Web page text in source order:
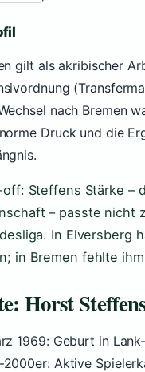
gilt als akribischer
nach Bremen
Druck und die
off: Steffens Stärke –
– passte nicht
In Elversberg
in Bremen fehlte
Horst
1969: Geburt in
: Aktive